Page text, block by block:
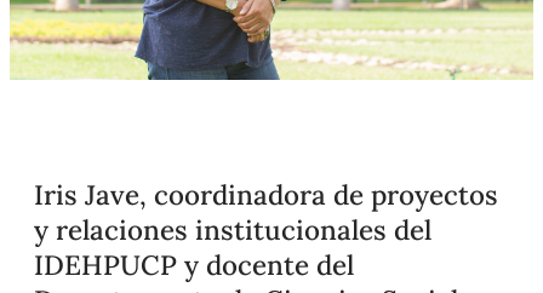
Iris Jave, coordinadora de proyectos
y relaciones institucionales del
IDEHPUCP y docente del